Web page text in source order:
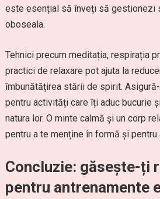
este esențial să înveți să gestionezi
oboseala.
Tehnici precum meditația, respirația
practici de relaxare pot ajuta la
îmbunătățirea stării de spirit.
pentru activități care îți aduc bucurie
natura lor. O minte calmă și un corp
pentru a te menține în formă și pentru
Concluzie: găsește-ți
pentru antrenamente